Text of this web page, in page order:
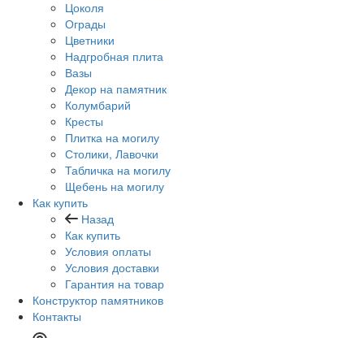
Цоколя
Ограды
Цветники
Надгробная плита
Вазы
Декор на памятник
Колумбарий
Кресты
Плитка на могилу
Столики, Лавочки
Табличка на могилу
Щебень на могилу
Как купить
Назад
Как купить
Условия оплаты
Условия доставки
Гарантия на товар
Конструктор памятников
Контакты